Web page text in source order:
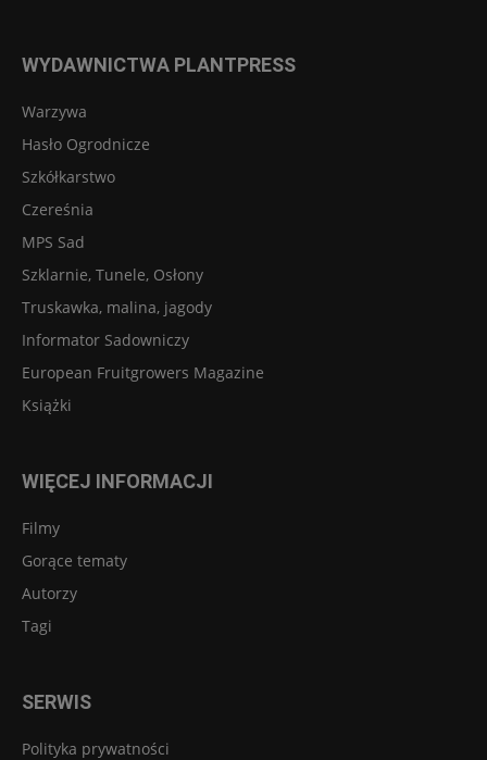
WYDAWNICTWA PLANTPRESS
Warzywa
Hasło Ogrodnicze
Szkółkarstwo
Czereśnia
MPS Sad
Szklarnie, Tunele, Osłony
Truskawka, malina, jagody
Informator Sadowniczy
European Fruitgrowers Magazine
Książki
WIĘCEJ INFORMACJI
Filmy
Gorące tematy
Autorzy
Tagi
SERWIS
Polityka prywatności